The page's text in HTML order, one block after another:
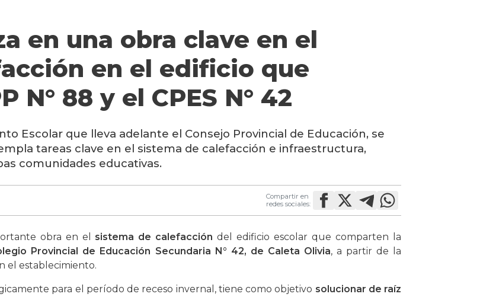
en una obra clave en el
en el edificio que
N° 88 y el CPES N° 42
Escolar que lleva adelante el Consejo Provincial de Educación, se
tareas clave en el sistema de calefacción e infraestructura,
comunidades educativas.
Compartir en
redes sociales:
obra en el sistema de calefacción del edificio escolar que comparten la
Provincial de Educación Secundaria N° 42, de Caleta Olivia, a partir de la
el establecimiento.
para el período de receso invernal, tiene como objetivo solucionar de raíz